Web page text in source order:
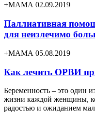
+МАМА 02.09.2019
Паллиативная
для неизлечимо
+МАМА 05.08.2019
Как лечить ОРВИ
Беременность – это один
жизни каждой женщины,
радостью и ожиданием